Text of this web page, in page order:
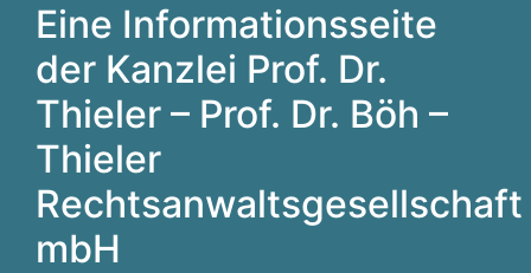
Eine Informationsseite
der Kanzlei Prof. Dr.
Thieler – Prof. Dr. Böh –
Thieler
Rechtsanwaltsgesellschaft
mbH